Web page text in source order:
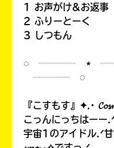
1 お声がけ&お返事
2 ふりーとーく
3 しつもん
◌ ┈┈┈┈ ⋆
┈┈┈┈ ◌
『こすもす』✦.·
こっんにっちはーー
宇宙1のアイドル.ᐟ